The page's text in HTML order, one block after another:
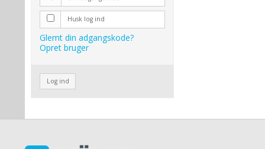
Husk log ind
Glemt din adgangskode?
Opret bruger
Log ind